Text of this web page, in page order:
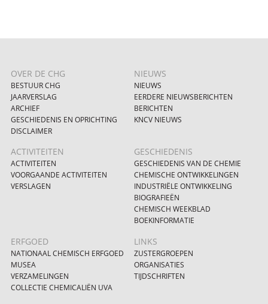
OVER DE CHG
BESTUUR CHG
JAARVERSLAG
ARCHIEF
GESCHIEDENIS EN OPRICHTING
DISCLAIMER
NIEUWS
NIEUWS
EERDERE NIEUWSBERICHTEN
BERICHTEN
KNCV NIEUWS
ACTIVITEITEN
ACTIVITEITEN
VOORGAANDE ACTIVITEITEN
VERSLAGEN
GESCHIEDENIS
GESCHIEDENIS VAN DE CHEMIE
CHEMISCHE ONTWIKKELINGEN
INDUSTRIËLE ONTWIKKELING
BIOGRAFIEËN
CHEMISCH WEEKBLAD
BOEKINFORMATIE
ERFGOED
NATIONAAL CHEMISCH ERFGOED
MUSEA
VERZAMELINGEN
COLLECTIE CHEMICALIËN UVA
LINKS
ZUSTERGROEPEN
ORGANISATIES
TIJDSCHRIFTEN